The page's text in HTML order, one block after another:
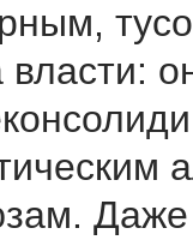
власти:
Даже